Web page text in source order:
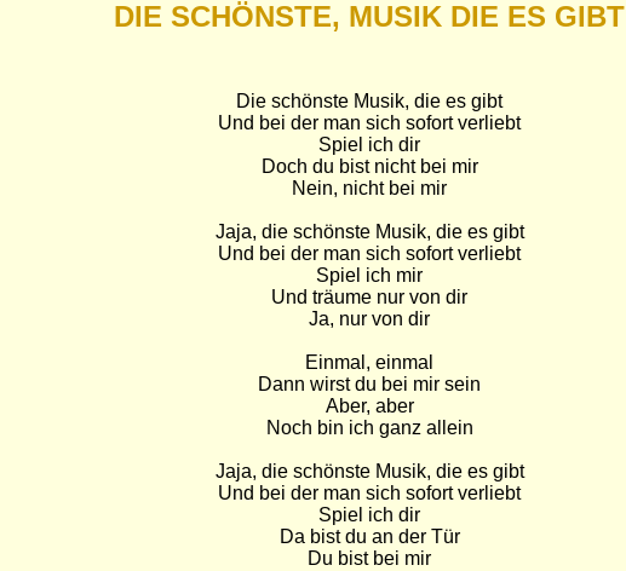
DIE SCHÖNSTE, MUSIK DIE ES GIBT
Die schönste Musik, die es gibt
Und bei der man sich sofort verliebt
Spiel ich dir
Doch du bist nicht bei mir
Nein, nicht bei mir
Jaja, die schönste Musik, die es gibt
Und bei der man sich sofort verliebt
Spiel ich mir
Und träume nur von dir
Ja, nur von dir
Einmal, einmal
Dann wirst du bei mir sein
Aber, aber
Noch bin ich ganz allein
Jaja, die schönste Musik, die es gibt
Und bei der man sich sofort verliebt
Spiel ich dir
Da bist du an der Tür
Du bist bei mir